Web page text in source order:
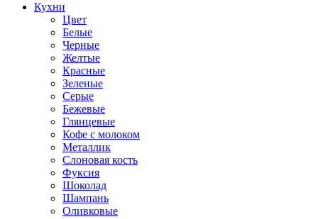
Кухни
Цвет
Белые
Черные
Желтые
Красные
Зеленые
Серые
Бежевые
Глянцевые
Кофе с молоком
Металлик
Слоновая кость
Фуксия
Шоколад
Шампань
Оливковые